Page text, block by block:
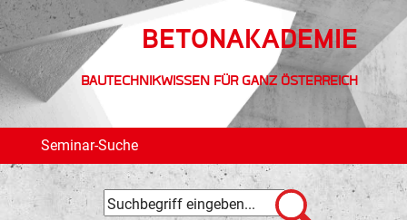
Seminar-Suche
BETONAKADEMIE
BAUTECHNIKWISSEN FÜR GANZ ÖSTERREICH